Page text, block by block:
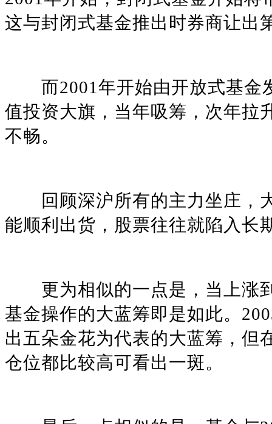
这与封闭式基金推出时券商让出
而2001年开始由开放式基金
值投资大旗，当年吸筹，次年拉
不畅。
回顾深沪所有的主力坐庄，
能顺利出货，股票往往就陷入长
更为相似的一点是，当上涨
基金操作的大蓝筹即是如此。
出五朵金花为代表的大蓝筹，但
仓位都比较高可看出一斑。